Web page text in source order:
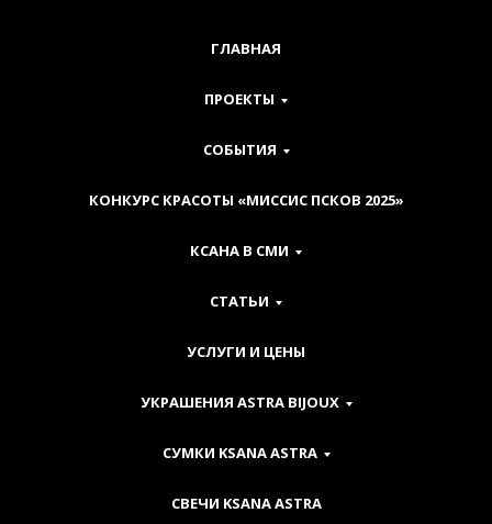
ГЛАВНАЯ
ПРОЕКТЫ
СОБЫТИЯ
КОНКУРС КРАСОТЫ «МИССИС ПСКОВ 2025»
КСАНА В СМИ
СТАТЬИ
УСЛУГИ И ЦЕНЫ
УКРАШЕНИЯ ASTRA BIJOUX
СУМКИ KSANA ASTRA
CВЕЧИ KSANA ASTRA